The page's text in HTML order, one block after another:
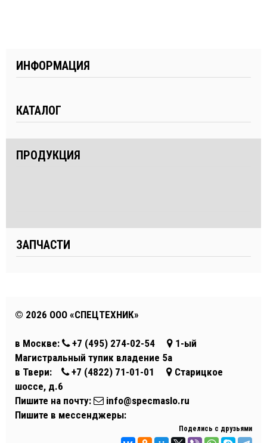
ИНФОРМАЦИЯ
КАТАЛОГ
ПРОДУКЦИЯ
ЗАПЧАСТИ
© 2026 ООО «СПЕЦТЕХНИК»
в Москве: +7 (495) 274-02-54
1-ый
Магистральный тупик владение 5а
в Твери:
+7 (4822) 71-01-01
Старицкое
шоссе, д.6
Пишите на почту:
info@specmaslo.ru
Пишите в мессенджеры:
Поделись с друзьями